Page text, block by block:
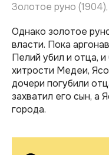
Золотое руно
Однако золотое
власти. Пока
Пелий убил и отца,
хитрости Медеи,
дочери погубили
захватил его сын, а
города.